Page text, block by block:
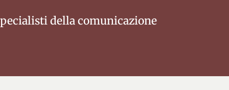
della comunicazione